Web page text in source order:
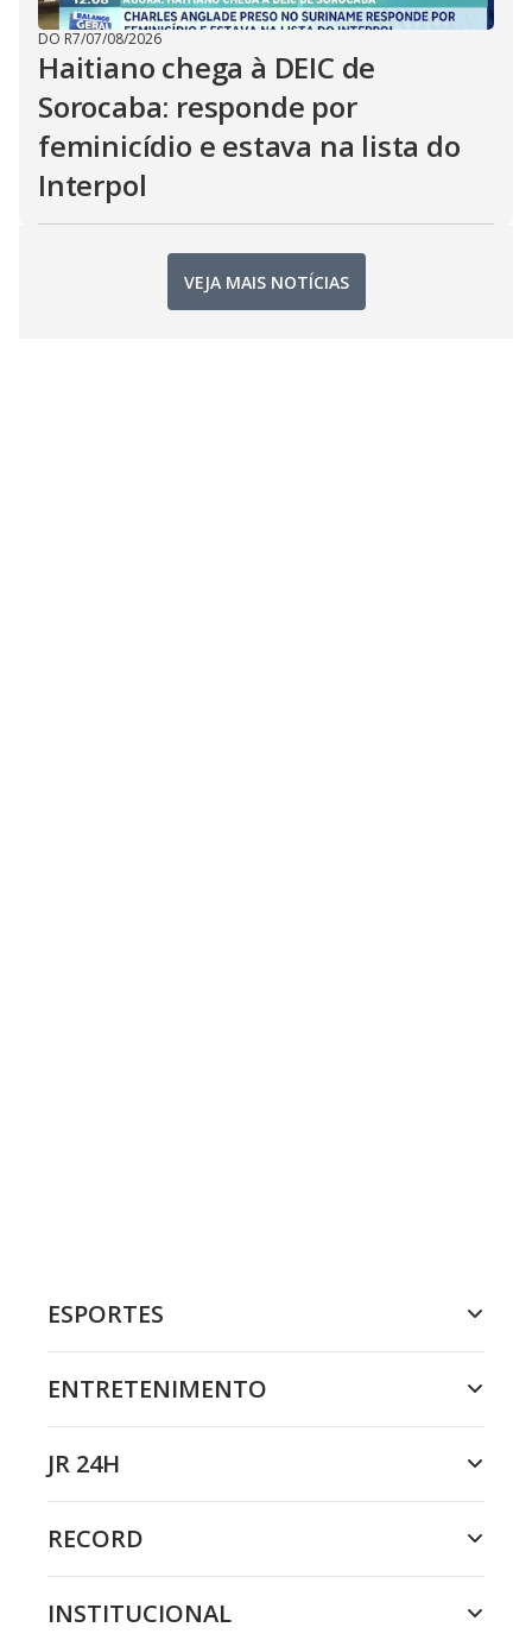
DO R7/07/08/2026
Haitiano chega à DEIC de
Sorocaba: responde por
feminicídio e estava na lista do
Interpol
VEJA MAIS NOTÍCIAS
ESPORTES
ENTRETENIMENTO
JR 24H
RECORD
INSTITUCIONAL